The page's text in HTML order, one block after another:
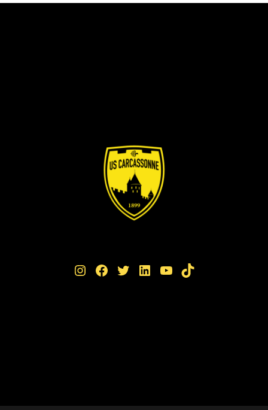
Instagram Facebook Twitter LinkedIn YouTube TikTok